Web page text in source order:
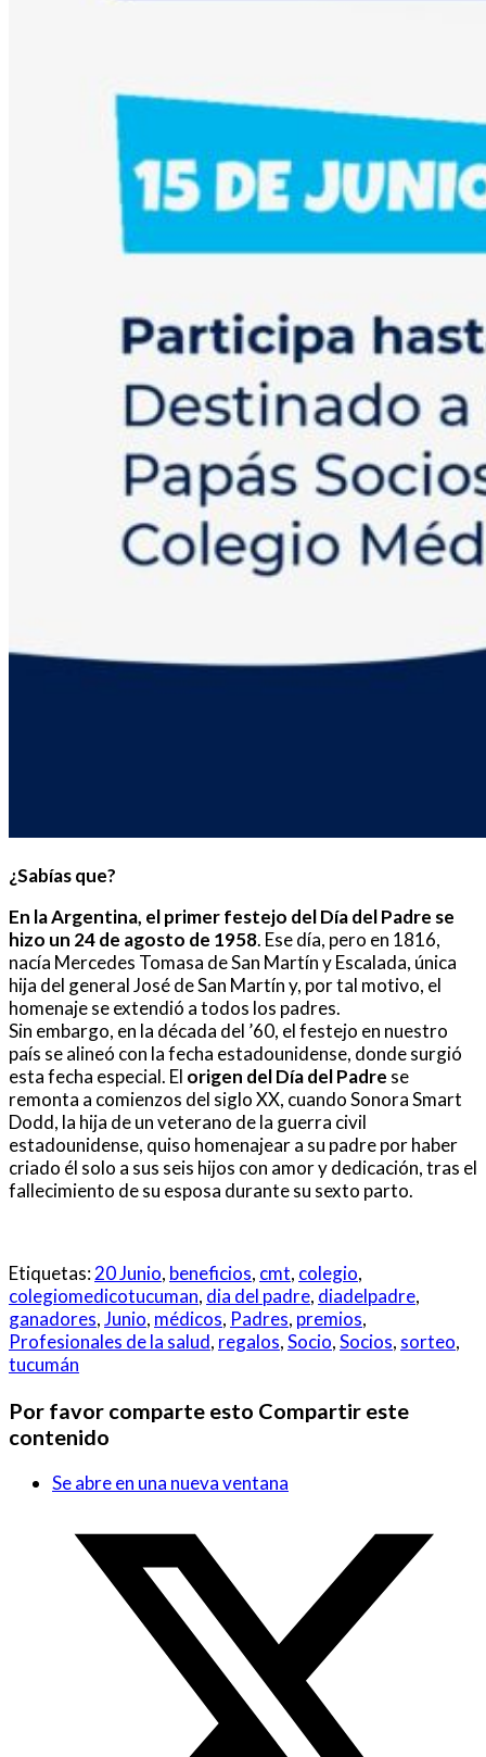
¿Sabías que?
En la Argentina, el primer festejo del Día del Padre se
hizo un 24 de agosto de 1958. Ese día, pero en 1816,
nacía Mercedes Tomasa de San Martín y Escalada, única
hija del general José de San Martín y, por tal motivo, el
homenaje se extendió a todos los padres.
Sin embargo, en la década del ’60, el festejo en nuestro
país se alineó con la fecha estadounidense, donde surgió
esta fecha especial. El origen del Día del Padre se
remonta a comienzos del siglo XX, cuando Sonora Smart
Dodd, la hija de un veterano de la guerra civil
estadounidense, quiso homenajear a su padre por haber
criado él solo a sus seis hijos con amor y dedicación, tras el
fallecimiento de su esposa durante su sexto parto.
Etiquetas:20 Junio, beneficios, cmt, colegio,
colegiomedicotucuman, dia del padre, diadelpadre,
ganadores,Junio, médicos, Padres, premios,
Profesionales de la salud, regalos,Socio,Socios, sorteo,
tucumán
Por favor comparte esto Compartir este
contenido
Se abre en una nueva ventana